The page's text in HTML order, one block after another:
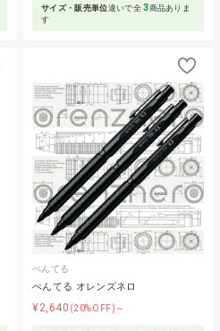
サイズ・販売単位違いで全3商品ありま
す
ぺんてる
ぺんてる オレンズネロ
¥2,640 (20%OFF)～